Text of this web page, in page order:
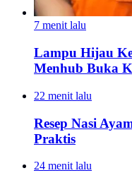
7 menit lalu
Lampu Hijau
Menhub Buka
22 menit lalu
Resep Nasi
Praktis
24 menit lalu